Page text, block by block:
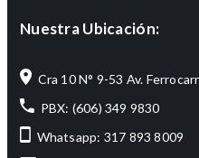
Nuestra Ubicación:
Cra 10 N° 9-53 Av.
PBX: (606) 349 9830
Whatsapp: 317 893 8009